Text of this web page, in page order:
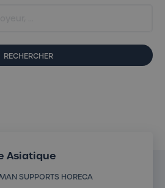
RECHERCHER
Asiatique
SUPPORTS HORECA